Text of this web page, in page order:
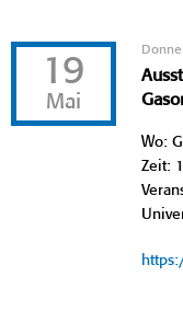
19
Mai
Wo:
Zeit: